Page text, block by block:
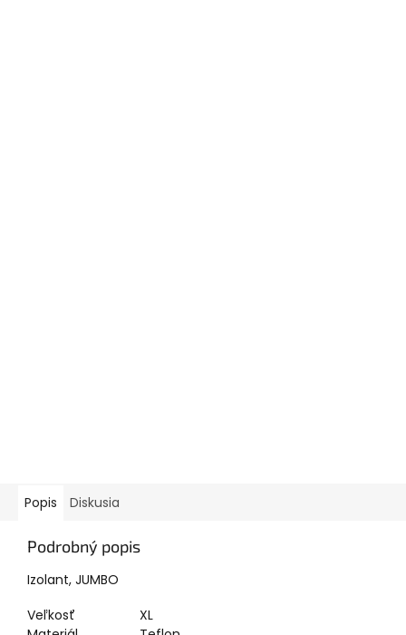
Popis Diskusia
Podrobný popis
Izolant, JUMBO
Veľkosť
XL